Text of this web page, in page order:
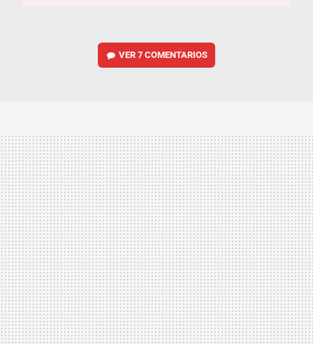
VER7 COMENTARIOS